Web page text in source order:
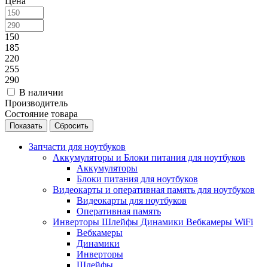
150
185
220
255
290
В наличии
Производитель
Состояние товара
Сбросить
Запчасти для ноутбуков
Аккумуляторы и Блоки питания для ноутбуков
Аккумуляторы
Блоки питания для ноутбуков
Видеокарты и оперативная память для ноутбуков
Видеокарты для ноутбуков
Оперативная память
Инверторы Шлейфы Динамики Вебкамеры WiFi
Вебкамеры
Динамики
Инверторы
Шлейфы